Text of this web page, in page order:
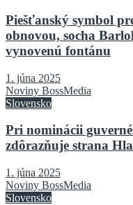
Piešťanský symbol
obnovou, socha
vynovenú fontánu
1. júna 2025
Noviny BossMedia
Slovensko
Pri nominácii
zdôrazňuje strana
1. júna 2025
Noviny BossMedia
Slovensko